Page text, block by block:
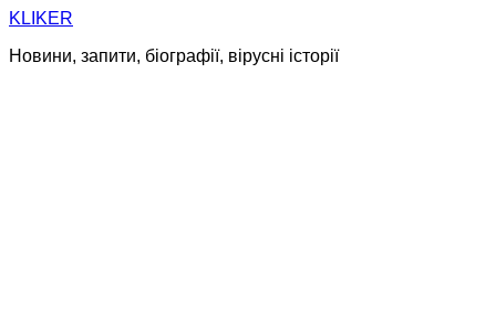
Skip
content
KLIKER
Новини, запити, біографії, вірусні історії